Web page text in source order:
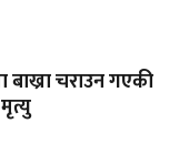
चराउन गएकी